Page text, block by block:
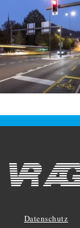
Datenschutz